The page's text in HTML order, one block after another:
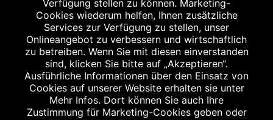
Impressum
Datenschutz
Barrierefreiheit
Kontakt
Verfügung stellen zu können. Marketing-
Cookies wiederum helfen, Ihnen zusätzliche
Services zur Verfügung zu stellen, unser
Onlineangebot zu verbessern und wirtschaftlich
zu betreiben. Wenn Sie mit diesen einverstanden
sind, klicken Sie bitte auf „Akzeptieren“.
Ausführliche Informationen über den Einsatz von
Cookies auf unserer Website erhalten sie unter
Mehr Infos. Dort können Sie auch Ihre
Zustimmung für Marketing-Cookies geben oder